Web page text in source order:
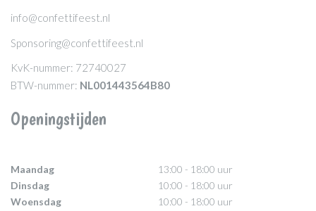
info@confettifeest.nl
Sponsoring@confettifeest.nl
KvK-nummer: 72740027
BTW-nummer: NL001443564B80
Openingstijden
Maandag
13:00 - 18:00 uur
Dinsdag
10:00 - 18:00 uur
Woensdag
10:00 - 18:00 uur